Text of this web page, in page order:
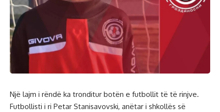
Një lajm i rëndë ka tronditur botën e futbollit të të rinjve.
Futbollisti i ri Petar Stanisavovski, anëtar i shkollës së